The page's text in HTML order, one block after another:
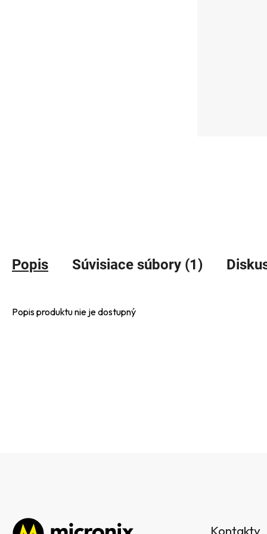
Popis Súvisiace súbory (1)
Popis produktu nie je dostupný
Kontakty